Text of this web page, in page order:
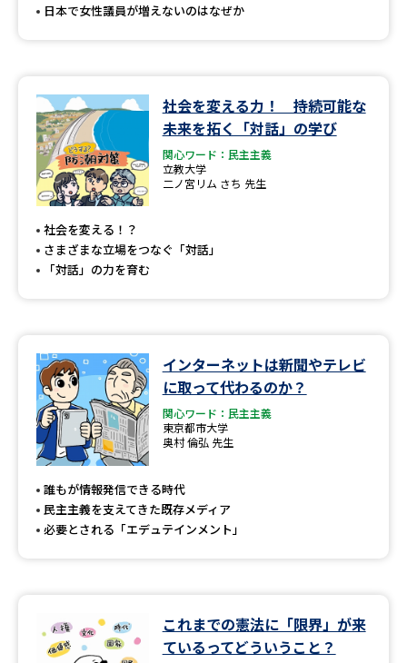
先輩が入学を決めた理由 テレメール全国一斉進学調査
新生活お役立ちガイド
学問発見
学問のミニ講義「夢ナビ講義」 学問分野解説
学問の教科書 夢ナビライブ
ユーザーサポート
Ｑ＆Ａ よくあるご質問 大学進学IDについて
テレメール
お支払いサイト
個人情報取扱規定
日本で女性議員が増えないのはなぜか
社会を変える力！ 持続可能な
未来を拓く「対話」の学び
関心ワード：民主主義
立教大学
二ノ宮リム さち 先生
社会を変える！？
さまざまな立場をつなぐ「対話」
「対話」の力を育む
インターネットは新聞やテレビ
に取って代わるのか？
関心ワード：民主主義
東京都市大学
奥村 倫弘 先生
誰もが情報発信できる時代
民主主義を支えてきた既存メディア
必要とされる「エデュテインメント」
これまでの憲法に「限界」が来
ているってどういうこと？